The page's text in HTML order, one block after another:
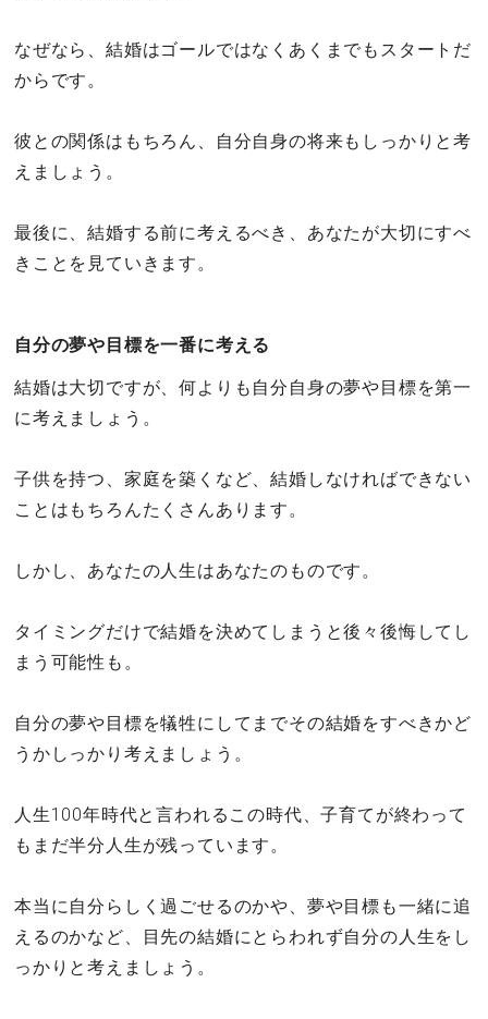
なぜなら、結婚はゴールではなくあくまでもスタートだ
からです。
彼との関係はもちろん、自分自身の将来もしっかりと考
えましょう。
最後に、結婚する前に考えるべき、あなたが大切にすべ
きことを見ていきます。
自分の夢や目標を一番に考える
結婚は大切ですが、何よりも自分自身の夢や目標を第一
に考えましょう。
子供を持つ、家庭を築くなど、結婚しなければできない
ことはもちろんたくさんあります。
しかし、あなたの人生はあなたのものです。
タイミングだけで結婚を決めてしまうと後々後悔してし
まう可能性も。
自分の夢や目標を犠牲にしてまでその結婚をすべきかど
うかしっかり考えましょう。
人生100年時代と言われるこの時代、子育てが終わって
もまだ半分人生が残っています。
本当に自分らしく過ごせるのかや、夢や目標も一緒に追
えるのかなど、目先の結婚にとらわれず自分の人生をし
っかりと考えましょう。